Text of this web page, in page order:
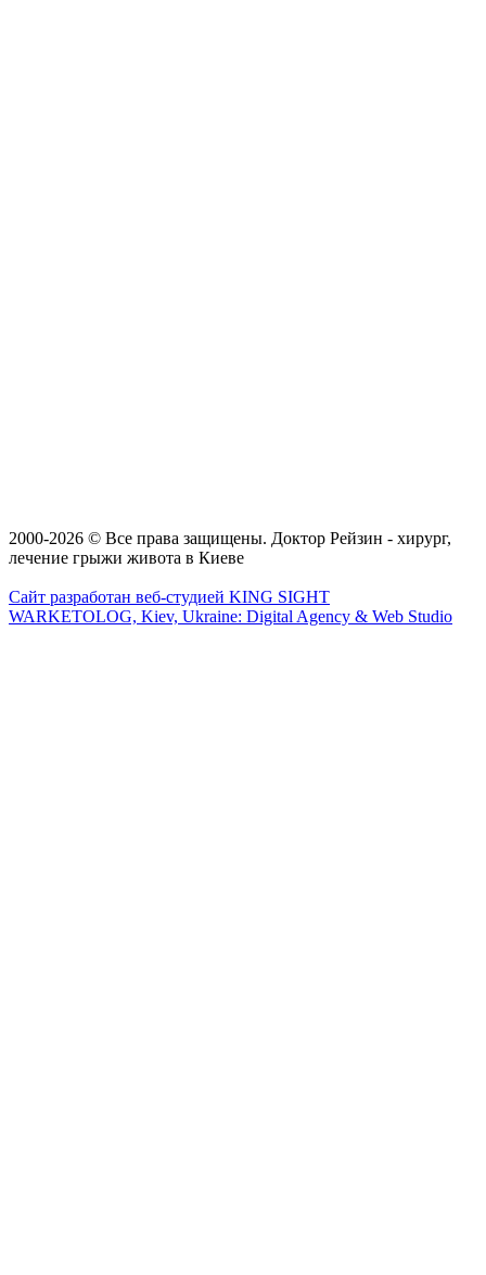
2000-2026 © Все права защищены. Доктор Рейзин - хирург,
лечение грыжи живота в Киеве
Сайт разработан веб-студией KING SIGHT
WARKETOLOG, Kiev, Ukraine: Digital Agency & Web Studio